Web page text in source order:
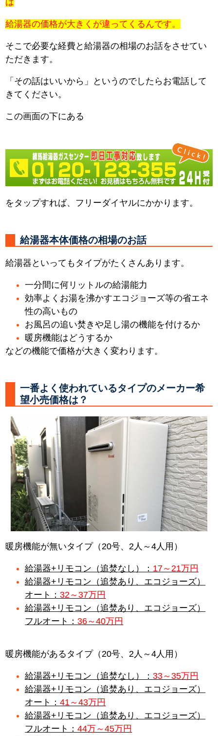
給湯器の価格が大きくが違ってくるんです。
そこで必要な経費と給湯器の相場のお話をさせてい
ただきます。
「その話はいいから」というのでしたらお電話して
きてください。
この画面の下にある
をタップすれば、フリーダイヤルにかかります。
給湯器本体価格の相場のお話
給湯器といってもタイプがたくさんあります。
一分間に何リットルの給湯能力
効率よくお湯を沸かすエコジョーズ等の省エネ
性の高いもの
お風呂の追い焚きや足し湯の機能を付けるか
暖房機能はどうするか
などの機能で価格が大きく変わります。
一番よく使われているタイプのメーカー希
望小売価格は？
暖房機能が無いタイプ（20号、2人～4人用）
給湯器+リモコン（追焚なし）： 17～21万円
給湯器+リモコン（追焚あり、エコジョーズ）
オート：32～37万円
給湯器+リモコン（追焚あり、エコジョーズ）
フルオート：36～40万円
暖房機能があるタイプ（20号、2人～4人用）
給湯器+リモコン（追焚なし）：33～35万円
給湯器+リモコン（追焚あり、エコジョーズ）
オート：41～43万円
給湯器+リモコン（追焚あり、エコジョーズ）
フルオート：44万～45万円